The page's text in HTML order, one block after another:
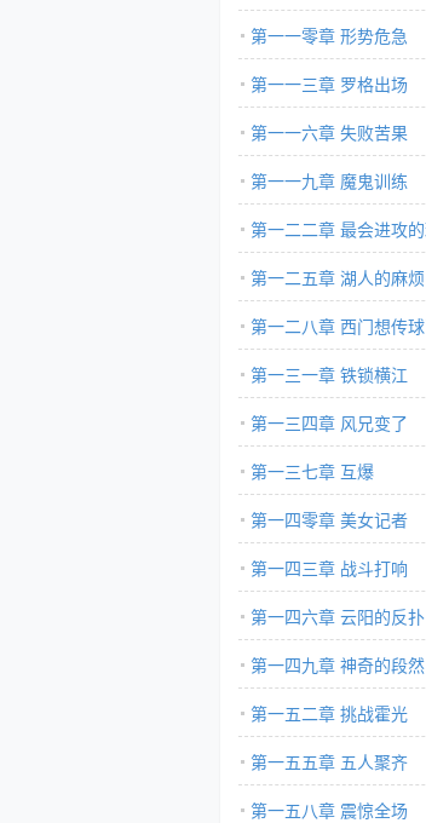
第一一零章 形势危急
第一一三章 罗格出场
第一一六章 失败苦果
第一一九章 魔鬼训练
第一二二章 最会进攻
第一二五章 湖人的麻烦
第一二八章 西门想传
第一三一章 铁锁横江
第一三四章 风兄变了
第一三七章 互爆
第一四零章 美女记者
第一四三章 战斗打响
第一四六章 云阳的反扑
第一四九章 神奇的段然
第一五二章 挑战霍光
第一五五章 五人聚齐
第一五八章 震惊全场